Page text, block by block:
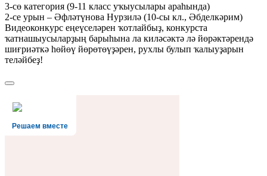
3-сө категория (9-11 класс уҡыусылары араһында)
2-се урын – Әфләтүнова Нурзилә (10-сы кл., Әбделкәрим)
Видеоконкурс еңеүселәрен ҡотлайбыҙ, конкурста
ҡатнашыусыларҙың барыһына ла киләсәктә лә йөрәктәрендә
шиғриәткә һөйөү йөрөтөүҙәрен, рухлы булып ҡалыуҙарын
теләйбеҙ!
Решаем вместе